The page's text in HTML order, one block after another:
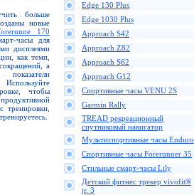
больше
новые
170
часы для
дисплеями
как темп,
а
чтобы
тренировки,
Edge 130 Plus
Edge 1030 Plus
Approach S42
Approach Z82
Approach S62
Approach G12
Спортивные часы VENU 2S
Garmin Rally
TREAD рекреационный
спутниковый навигатор
Мультиспортивные часы Enduro
Спортивные часы Forerunner 35
Стильные смарт-часы Lily
Детский фитнес трекер vivofit®
jr. 3